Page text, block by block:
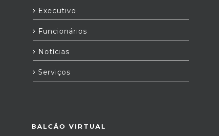
Executivo
Funcionários
Notícias
Serviços
BALCÃO VIRTUAL